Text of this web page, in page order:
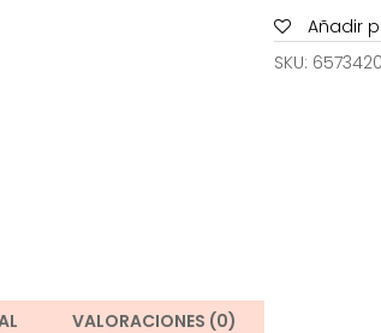
Añadir
SKU:
VALORACIONES (0)